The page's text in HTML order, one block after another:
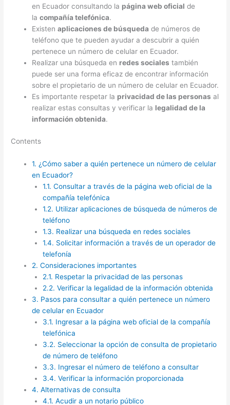
en Ecuador consultando la página web oficial de
lacompañía telefónica.
Existenaplicaciones de búsqueda de números de
teléfono que te pueden ayudar a descubrir a quién
pertenece un número de celular en Ecuador.
Realizar una búsqueda en redes sociales también
puede ser una forma eficaz de encontrar información
sobre el propietario de un número de celular en Ecuador.
Es importante respetar la privacidad de las personas al
realizar estas consultas y verificar la legalidad de la
información obtenida.
Contents
1. ¿Cómo saber a quién pertenece un número de celular
en Ecuador?
1.1. Consultar a través de la página web oficial de la
compañía telefónica
1.2. Utilizar aplicaciones de búsqueda de números de
teléfono
1.3. Realizar una búsqueda en redes sociales
1.4. Solicitar información a través de un operador de
telefonía
2. Consideraciones importantes
2.1. Respetar la privacidad de las personas
2.2. Verificar la legalidad de la información obtenida
3. Pasos para consultar a quién pertenece un número
de celular en Ecuador
3.1. Ingresar a la página web oficial de la compañía
telefónica
3.2. Seleccionar la opción de consulta de propietario
de número de teléfono
3.3. Ingresar el número de teléfono a consultar
3.4. Verificar la información proporcionada
4. Alternativas de consulta
4.1. Acudir a un notario público